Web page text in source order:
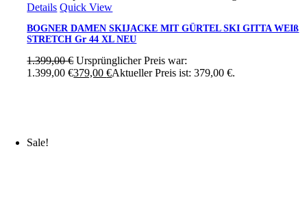
Details Quick View
BOGNER DAMEN SKIJACKE MIT GÜRTEL SKI GITTA WEIß
STRETCH Gr 44 XL NEU
1.399,00€ Ursprünglicher Preis war:
1.399,00 €379,00€Aktueller Preis ist: 379,00 €.
Sale!